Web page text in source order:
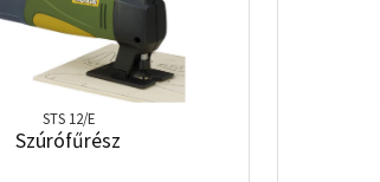
STS 12/E
Szúrófűrész